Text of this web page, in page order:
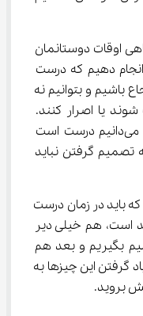
اوقات دوستانمان
دهیم که درست
باشیم و بتوانیم نه
یا اصرار کنند.
باید بر اساس چیزهایی که خودمان می‌دانیم درست است
گرفتن نباید
باید در زمان درست
است، هم خیلی دیر
بگیریم و بعد هم
گرفتن این چیزها به